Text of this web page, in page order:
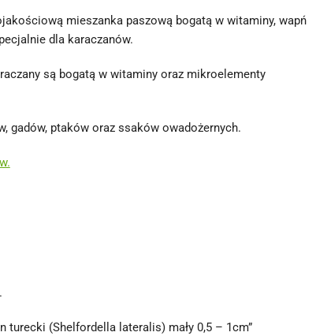
mieszanka paszową bogatą w witaminy, wapń
dla karaczanów.
są bogatą w witaminy oraz mikroelementy
gadów, ptaków oraz ssaków owadożernych.
turecki (Shelfordella lateralis) mały 0,5 – 1cm”